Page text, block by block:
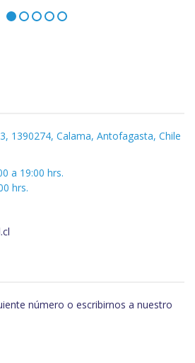
1390274, Calama, Antofagasta, Chile
a 19:00 hrs.
hrs.
número o escribirnos a nuestro